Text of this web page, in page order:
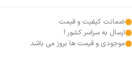
ضمانت کیفیت و قیمت
ارسال به سراسر کشور !
موجودی و قیمت ها بروز می باشد